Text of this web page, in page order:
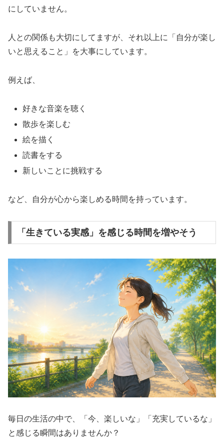
にしていません。
人との関係も大切にしてますが、それ以上に「自分が楽し
いと思えること」を大事にしています。
例えば、
好きな音楽を聴く
散歩を楽しむ
絵を描く
読書をする
新しいことに挑戦する
など、自分が心から楽しめる時間を持っています。
「生きている実感」を感じる時間を増やそう
毎日の生活の中で、「今、楽しいな」「充実しているな」
と感じる瞬間はありませんか？